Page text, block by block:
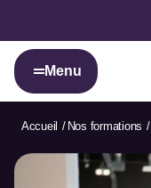
Menu
Accueil Nos formations